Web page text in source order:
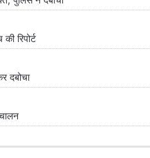
रिपोर्ट
दबोचा